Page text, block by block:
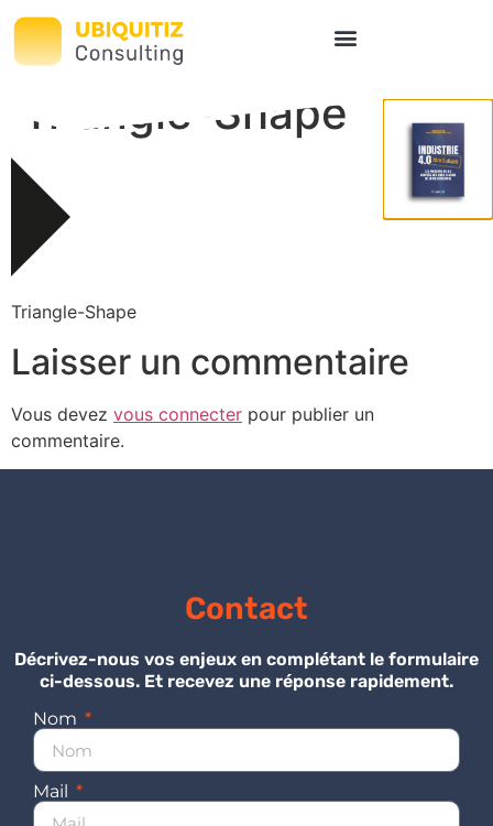
Triangle-Shape
Triangle-Shape
Laisser un commentaire
Vous devez vous connecter pour publier un
commentaire.
Contact
Décrivez-nous vos enjeux en complétant le formulaire
ci-dessous. Et recevez une réponse rapidement.
Nom
Mail